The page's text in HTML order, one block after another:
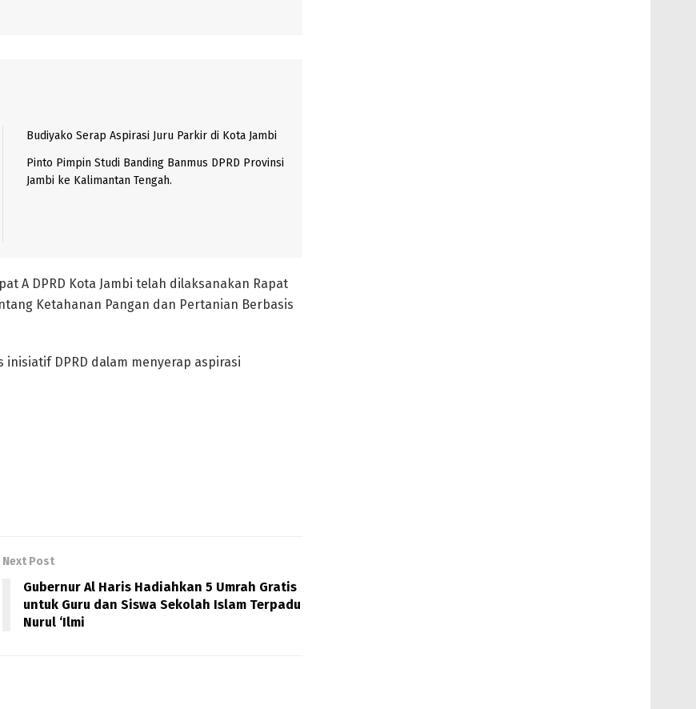
Budiyako Serap Aspirasi Juru Parkir di Kota Jambi
Pinto Pimpin Studi Banding Banmus DPRD Provinsi
Jambi ke Kalimantan Tengah.
A DPRD Kota Jambi telah dilaksanakan Rapat
Ketahanan Pangan dan Pertanian Berbasis
DPRD dalam menyerap aspirasi
Next Post
Gubernur Al Haris Hadiahkan 5 Umrah Gratis
untuk Guru dan Siswa Sekolah Islam Terpadu
Nurul ‘Ilmi